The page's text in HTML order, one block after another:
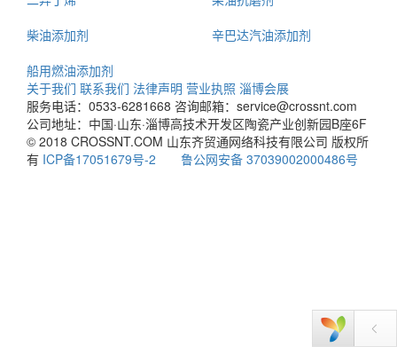
柴油添加剂
辛巴达汽油添加剂
船用燃油添加剂
关于我们 联系我们 法律声明 营业执照 淄博会展
服务电话：0533-6281668 咨询邮箱：service@crossnt.com
公司地址：中国·山东·淄博高技术开发区陶瓷产业创新园B座6F
© 2018 CROSSNT.COM 山东齐贸通网络科技有限公司 版权所
有 ICP备17051679号-2 鲁公网安备 37039002000486号